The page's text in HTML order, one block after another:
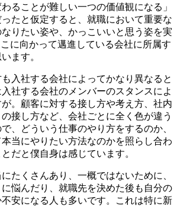
ることが難しい一つの価値観になる」
たと仮定すると、就職において重要な
りたい姿や、かっこいいと思う姿を実
に向かって邁進している会社に所属す
ます。
入社する会社によってかなり異なると
社する会社のメンバーのスタンスによ
。顧客に対する接し方や考え方、社内
接し方など、会社ごとに全く色が違う
、どういう仕事のやり方をするのか、
当にやりたい方法なのかを照らし合わ
だと僕自身は感じています。
たくさんあり、一概ではないために、
悩んだり、就職先を決めた後も自分の
安になる人も多いです。これは特に新